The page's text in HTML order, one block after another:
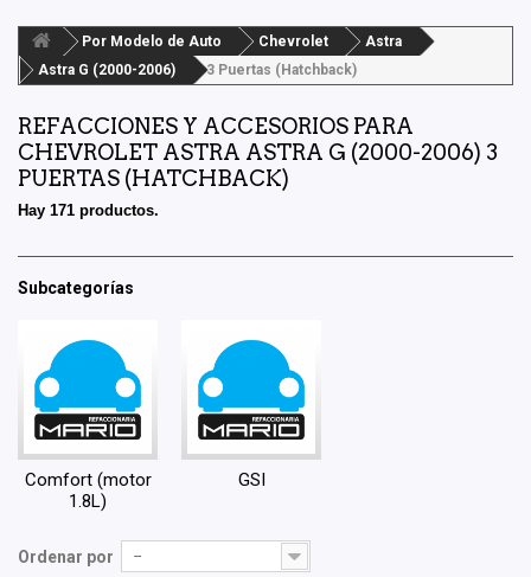
Por Modelo de Auto Chevrolet
Astra
Astra G (2000-2006)
3 Puertas (Hatchback)
REFACCIONES Y ACCESORIOS PARA
CHEVROLET ASTRA ASTRA G (2000-2006) 3
PUERTAS (HATCHBACK)
Hay 171 productos.
Subcategorías
Comfort (motor
1.8L)
GSI
Ordenar por --